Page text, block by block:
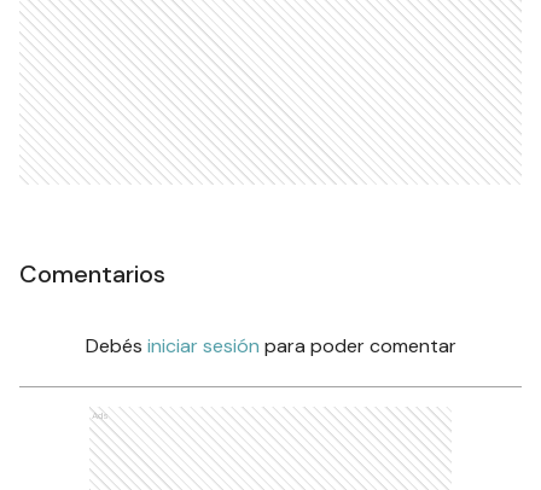
Comentarios
Debés iniciar sesión para poder comentar
Ads